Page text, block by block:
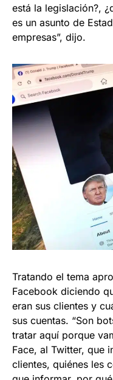
está la legislación?,
es un asunto de
empresas”, dijo.
Tratando el tema
Facebook diciendo
eran sus clientes y
sus cuentas. “Son
tratar aquí porque
Face, al Twitter, que
clientes, quiénes les